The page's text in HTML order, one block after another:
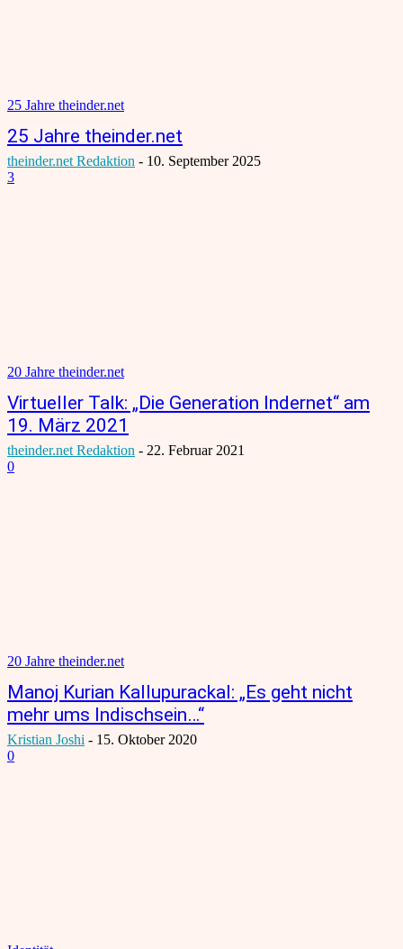
25 Jahre theinder.net
25 Jahre theinder.net
theinder.net Redaktion - 10. September 2025
3
20 Jahre theinder.net
Virtueller Talk: „Die Generation Indernet“ am
19. März 2021
theinder.net Redaktion - 22. Februar 2021
0
20 Jahre theinder.net
Manoj Kurian Kallupurackal: „Es geht nicht
mehr ums Indischsein…“
Kristian Joshi - 15. Oktober 2020
0